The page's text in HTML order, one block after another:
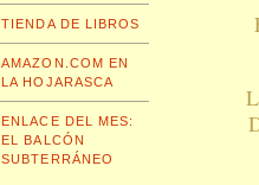
TIENDA DE LIBROS
AMAZON.COM EN
LA HOJARASCA
ENLACE DEL MES:
EL BALCÓN
SUBTERRÁNEO